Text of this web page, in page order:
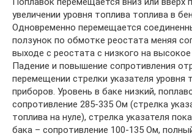
увеличении уровня топлива топлива в
Одновременно перемещается
ползунок по обмотке реостата меняя
выходе с реостата с низкого на
Падение и повышение сопротивления
перемещении стрелки указателя уровня
приборов. Уровень в баке низкий,
сопротивление 285-335 Ом (стрелка
топлива на нуле), стрелка указателя
бака – сопротивление 100-135 Ом,